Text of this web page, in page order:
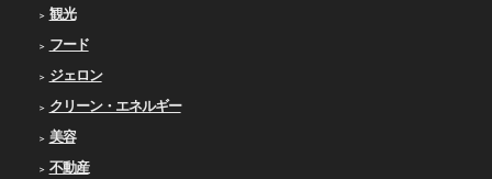
観光
フード
ジェロン
クリーン・エネルギー
美容
不動産